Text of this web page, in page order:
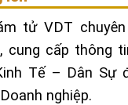
tử VDT
cung cấp thông
Tế – Dân Sự
nghiệp.